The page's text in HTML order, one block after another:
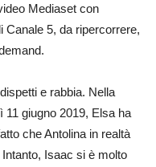
Mediaset con
Canale 5, da ripercorrere,
e rabbia. Nella
11 giugno 2019, Elsa ha
che Antolina in realtà
Isaac si è molto